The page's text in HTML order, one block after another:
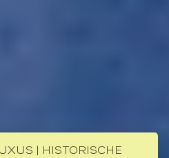
| HISTORISCHE